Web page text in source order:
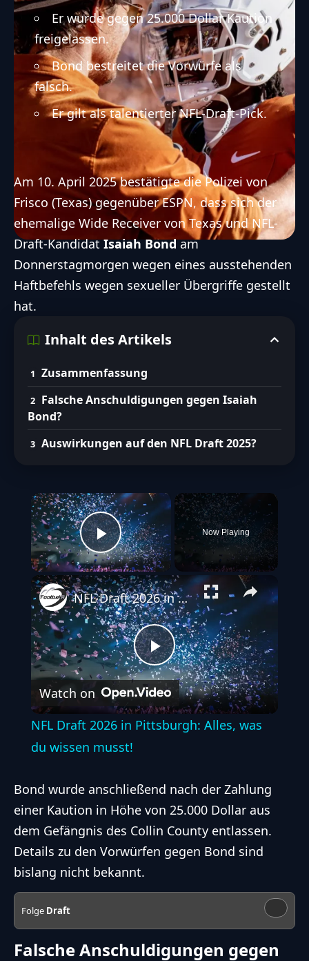
Er wurde gegen 25.000 Dollar Kaution
freigelassen.
Bond bestreitet die Vorwürfe als
falsch.
Er gilt als talentierter NFL-Draft-Pick.
Am 10. April 2025 bestätigte die Polizei von
Frisco (Texas) gegenüber ESPN, dass sich der
ehemalige Wide Receiver von Texas und NFL-
Draft-KandidatIsaiah Bondam
Donnerstagmorgen wegen eines ausstehenden
Haftbefehls wegen sexueller Übergriffe gestellt
hat.
Inhalt des Artikels
Zusammenfassung
Falsche Anschuldigungen gegen Isaiah
Bond?
Auswirkungen auf den NFL Draft 2025?
×
Play Video
Now Playing
Play
Video
NFL Draft 2026 in Pittsburgh: Alles, was du wissen musst!
Watch on
NFL Draft 2026 in Pittsburgh: Alles, was
du wissen musst!
Bond wurde anschließend nach der Zahlung
einer Kaution in Höhe von 25.000 Dollar aus
dem Gefängnis des Collin County entlassen.
Details zu den Vorwürfen gegen Bond sind
bislang nicht bekannt.
Folge Draft
Falsche Anschuldigungen gegen